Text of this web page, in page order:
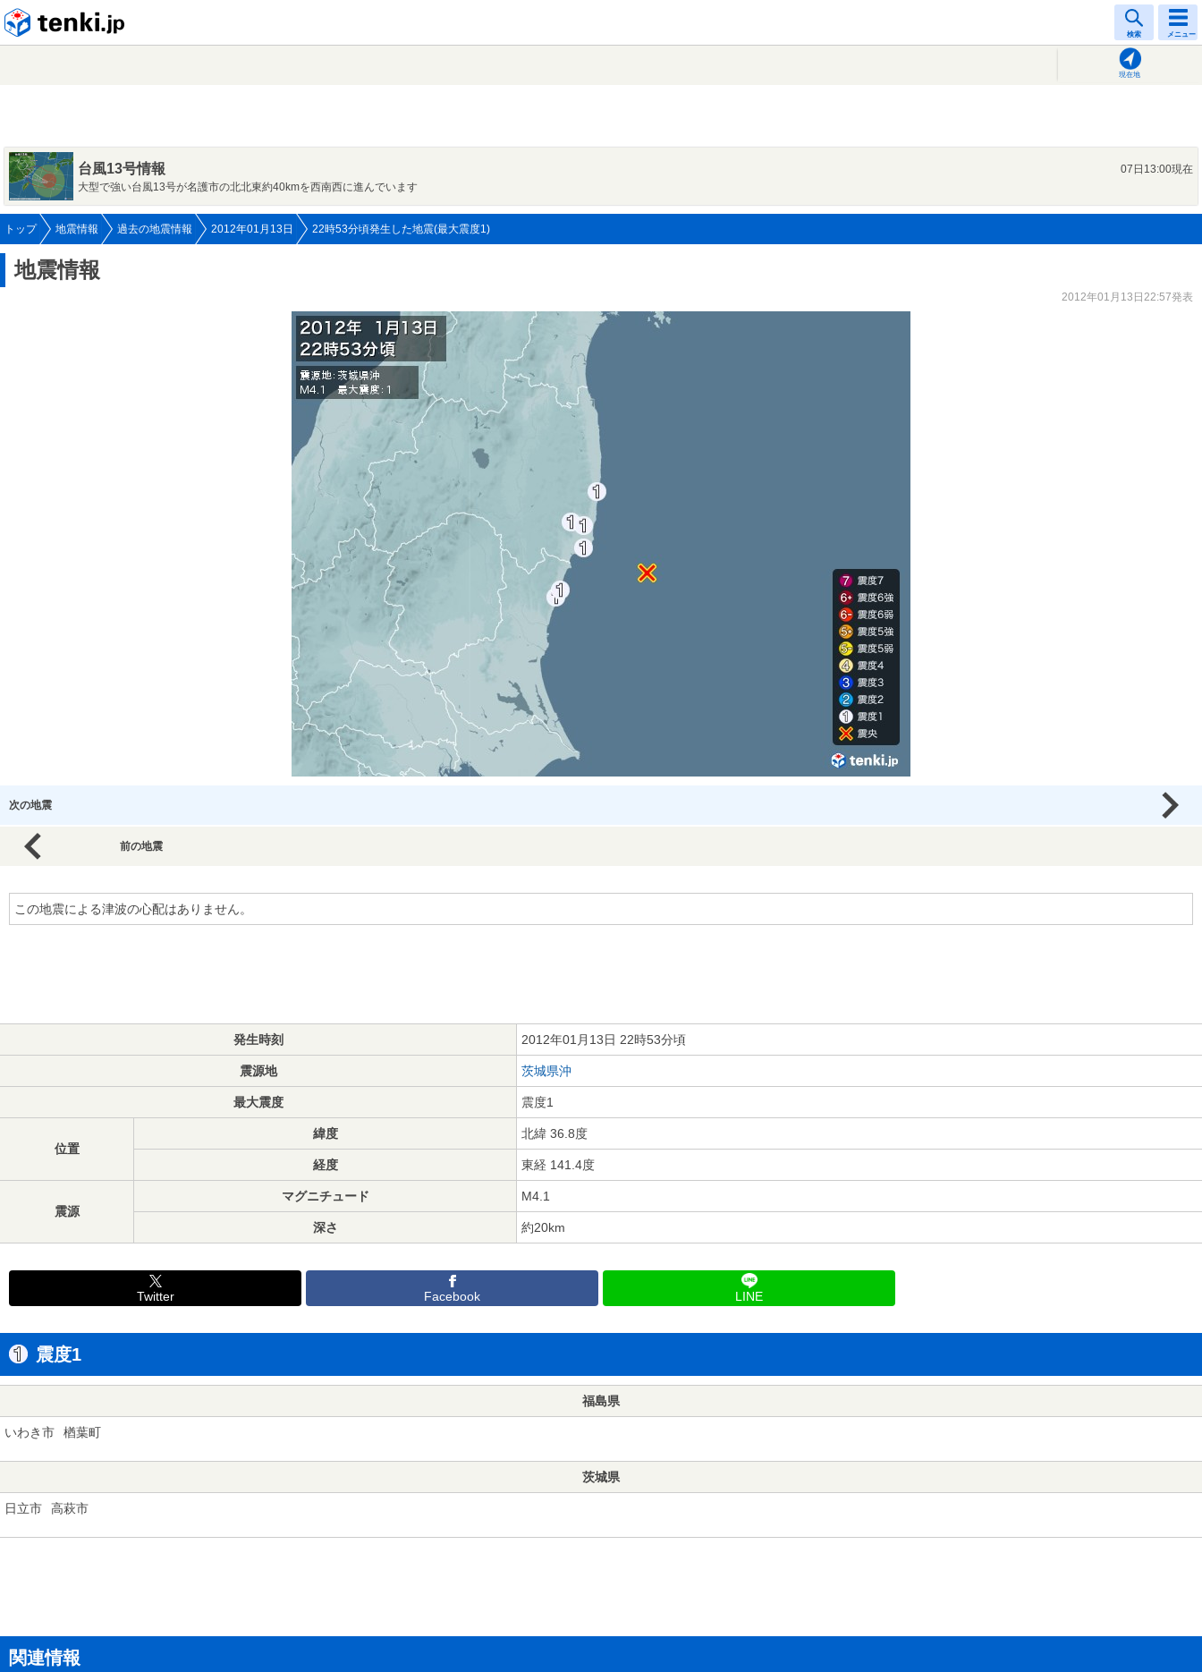
検索 メニュー
現在地
台風13号情報
07日13:00現在
大型で強い台風13号が名護市の北北東約40kmを西南西に進んでいます
トップ 地震情報 過去の地震情報 2012年01月13日 22時53分頃発生した地震(最大震度1)
地震情報
2012年01月13日22:57発表
次の地震
前の地震
この地震による津波の心配はありません。
発生時刻 2012年01月13日 22時53分頃
震源地 茨城県沖
最大震度 震度1
位置
緯度 北緯 36.8度
経度 東経 141.4度
震源
マグニチュード M4.1
深さ 約20km
Twitter Facebook LINE
震度1
福島県
いわき市 楢葉町
茨城県
日立市 高萩市
関連情報